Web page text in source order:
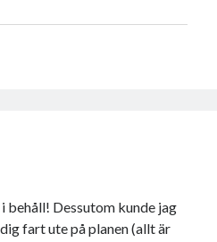
Dessutom kunde jag
fart ute på planen (allt är